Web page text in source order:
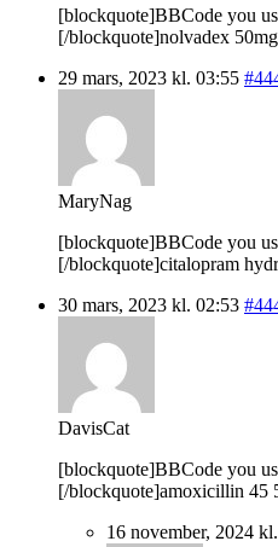
[blockquote]BBCode you
[/blockquote]nolvadex
29 mars, 2023 kl. 03:55
MaryNag
[blockquote]BBCode you
[/blockquote]citalopram
30 mars, 2023 kl. 02:53
DavisCat
[blockquote]BBCode you
[/blockquote]amoxicillin 45
16 november, 2024